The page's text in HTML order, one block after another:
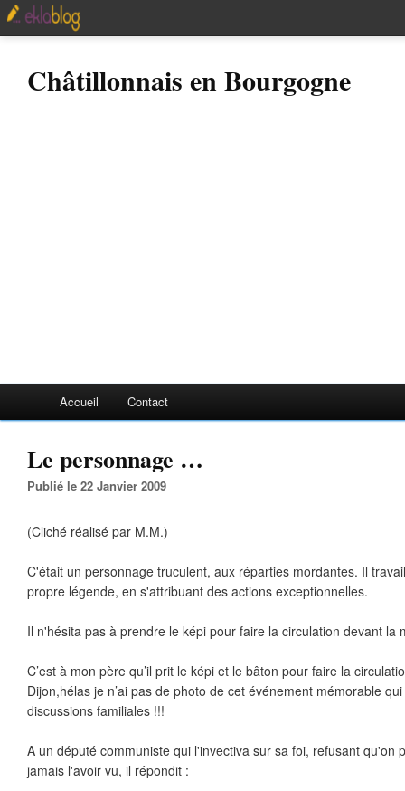
Châtillonnais en Bourgogne
Accueil Contact
Le personnage …
Publié le 22 Janvier 2009
(Cliché réalisé par M.M.)
C'était un personnage truculent, aux réparties mordantes. Il
propre légende, en s'attribuant des actions exceptionnelles.
Il n'hésita pas à prendre le képi pour faire la circulation devant la
C’est à mon père qu’il prit le képi et le bâton pour faire la
Dijon,hélas je n’ai pas de photo de cet événement mémorable
discussions familiales !!!
A un député communiste qui l'invectiva sur sa foi, refusant qu'on
jamais l'avoir vu, il répondit :